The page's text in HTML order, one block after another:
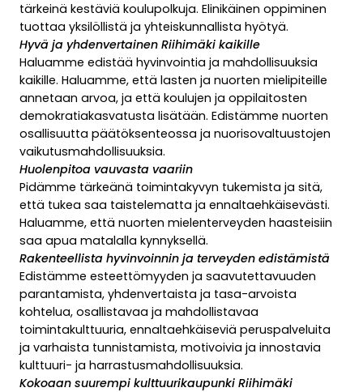
tärkeinä kestäviä koulupolkuja. Elinikäinen oppiminen
tuottaa yksilöllistä ja yhteiskunnallista hyötyä.
Hyvä ja yhdenvertainen Riihimäki kaikille
Haluamme edistää hyvinvointia ja mahdollisuuksia
kaikille. Haluamme, että lasten ja nuorten mielipiteille
annetaan arvoa, ja että koulujen ja oppilaitosten
demokratiakasvatusta lisätään. Edistämme nuorten
osallisuutta päätöksenteossa ja nuorisovaltuustojen
vaikutusmahdollisuuksia.
Huolenpitoa vauvasta vaariin
Pidämme tärkeänä toimintakyvyn tukemista ja sitä,
että tukea saa taistelematta ja ennaltaehkäisevästi.
Haluamme, että nuorten mielenterveyden haasteisiin
saa apua matalalla kynnyksellä.
Rakenteellista hyvinvoinnin ja terveyden edistämistä
Edistämme esteettömyyden ja saavutettavuuden
parantamista, yhdenvertaista ja tasa-arvoista
kohtelua, osallistavaa ja mahdollistavaa
toimintakulttuuria, ennaltaehkäiseviä peruspalveluita
ja varhaista tunnistamista, motivoivia ja innostavia
kulttuuri- ja harrastusmahdollisuuksia.
Kokoaan suurempi kulttuurikaupunki Riihimäki